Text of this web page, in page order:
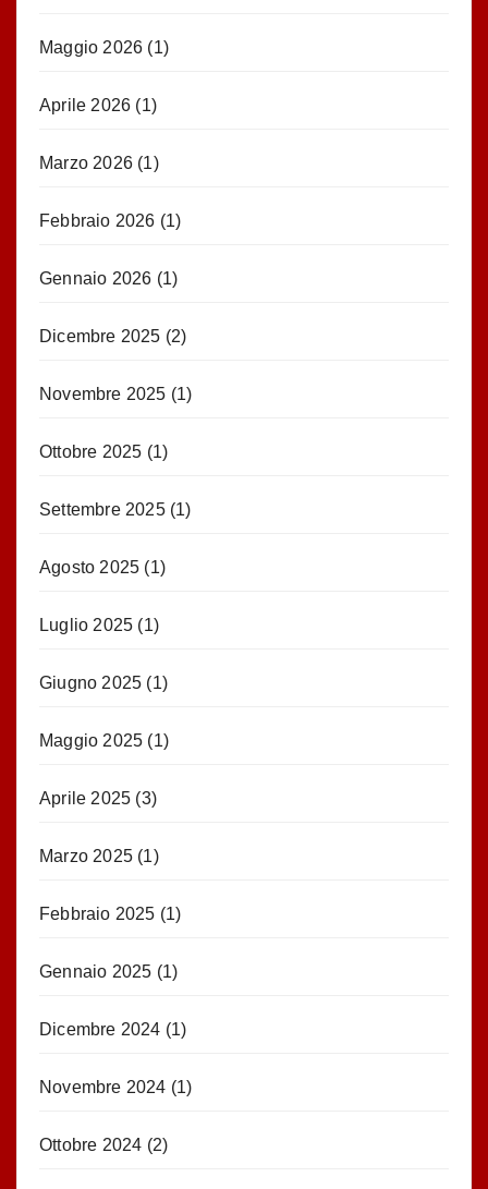
Maggio 2026 (1)
Aprile 2026 (1)
Marzo 2026 (1)
Febbraio 2026 (1)
Gennaio 2026 (1)
Dicembre 2025 (2)
Novembre 2025 (1)
Ottobre 2025 (1)
Settembre 2025(1)
Agosto 2025 (1)
Luglio 2025 (1)
Giugno 2025 (1)
Maggio 2025 (1)
Aprile 2025 (3)
Marzo 2025 (1)
Febbraio 2025 (1)
Gennaio 2025 (1)
Dicembre 2024 (1)
Novembre 2024 (1)
Ottobre 2024 (2)